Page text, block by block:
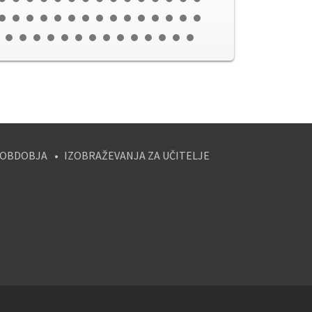
IZOBRAŽEVANJA ZA UČITELJE